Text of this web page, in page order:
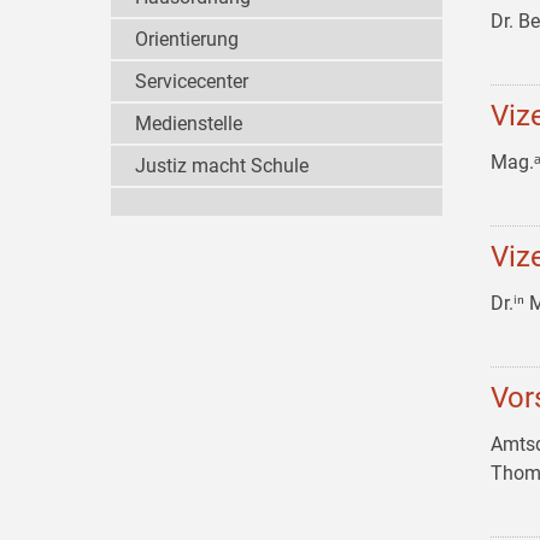
Dr.
Dr.ⁱⁿ
Orientierung
Servicecenter
Medienstelle
Justiz macht Schule